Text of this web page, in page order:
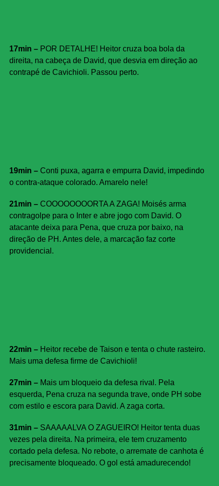
17min – POR DETALHE! Heitor cruza boa bola da
direita, na cabeça de David, que desvia em direção ao
contrapé de Cavichioli. Passou perto.
19min – Conti puxa, agarra e empurra David, impedindo
o contra-ataque colorado. Amarelo nele!
21min – COOOOOOOORTA A ZAGA! Moisés arma
contragolpe para o Inter e abre jogo com David. O
atacante deixa para Pena, que cruza por baixo, na
direção de PH. Antes dele, a marcação faz corte
providencial.
22min – Heitor recebe de Taison e tenta o chute rasteiro.
Mais uma defesa firme de Cavichioli!
27min – Mais um bloqueio da defesa rival. Pela
esquerda, Pena cruza na segunda trave, onde PH sobe
com estilo e escora para David. A zaga corta.
31min – SAAAAALVA O ZAGUEIRO! Heitor tenta duas
vezes pela direita. Na primeira, ele tem cruzamento
cortado pela defesa. No rebote, o arremate de canhota é
precisamente bloqueado. O gol está amadurecendo!